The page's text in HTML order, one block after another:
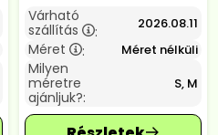
Várható
szállítás
: 2026.08.11
Méret : Méret nélküli
Milyen
méretre
ajánljuk?:
S, M